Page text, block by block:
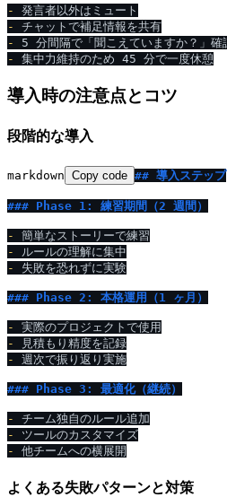
-
-
-
-
導入時の注意点とコツ
段階的な導入
markdown Copy code ## 導入ステップ
### Phase 1: 練習期間（2 週間）
-
-
-
失敗を恐れずに実験
### Phase 2: 本格運用（1 ヶ月）
-
-
-
週次で振り返り実施
### Phase 3: 最適化（継続）
-
-
-
よくある失敗パターンと対策